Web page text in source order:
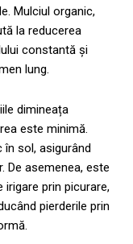
Mulciul organic,
la reducerea
constantă și
lung.
dimineața
este minimă.
sol, asigurând
De asemenea, este
prin picurare,
pierderile prin